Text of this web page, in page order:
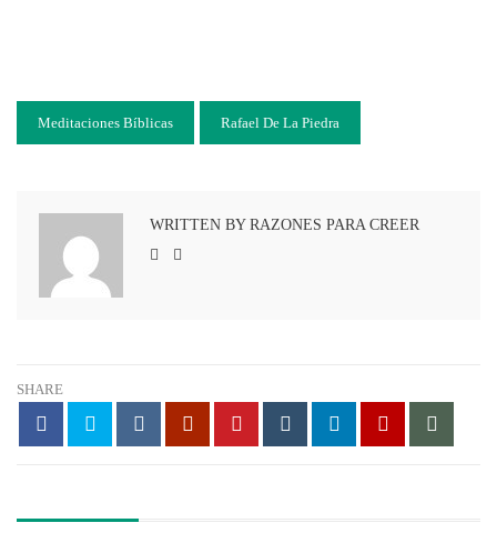
Meditaciones Bíblicas Rafael De La Piedra
WRITTEN BY RAZONES PARA CREER
SHARE